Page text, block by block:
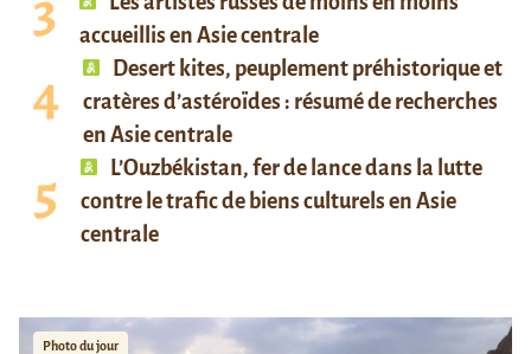
accueillis en Asie centrale
Desert kites, peuplement préhistorique et
cratères d’astéroïdes : résumé de recherches
en Asie centrale
L’Ouzbékistan, fer de lance dans la lutte
contre le trafic de biens culturels en Asie
centrale
Photo du jour